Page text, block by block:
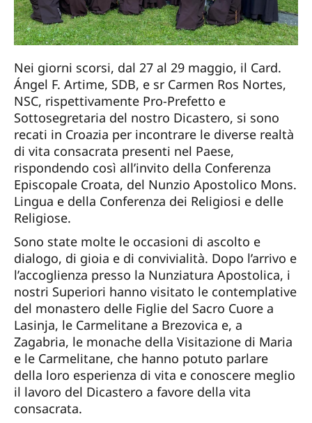
Nei giorni scorsi, dal 27 al 29 maggio, il Card.
Ángel F. Artime, SDB, e sr Carmen Ros Nortes,
NSC, rispettivamente Pro-Prefetto e
Sottosegretaria del nostro Dicastero, si sono
recati in Croazia per incontrare le diverse realtà
di vita consacrata presenti nel Paese,
rispondendo così all’invito della Conferenza
Episcopale Croata, del Nunzio Apostolico Mons.
Lingua e della Conferenza dei Religiosi e delle
Religiose.
Sono state molte le occasioni di ascolto e
dialogo, di gioia e di convivialità. Dopo l’arrivo e
l’accoglienza presso la Nunziatura Apostolica, i
nostri Superiori hanno visitato le contemplative
del monastero delle Figlie del Sacro Cuore a
Lasinja, le Carmelitane a Brezovica e, a
Zagabria, le monache della Visitazione di Maria
e le Carmelitane, che hanno potuto parlare
della loro esperienza di vita e conoscere meglio
il lavoro del Dicastero a favore della vita
consacrata.